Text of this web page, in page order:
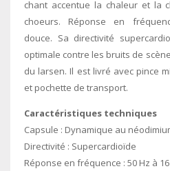
chant accentue la chaleur et la
choeurs. Réponse en
douce. Sa directivité
optimale contre les bruits de
du larsen. Il est livré avec pince
et pochette de transport.
Caractéristiques techniques
Capsule : Dynamique au
Directivité : Supercardioïde
Réponse en fréquence : 50 Hz à